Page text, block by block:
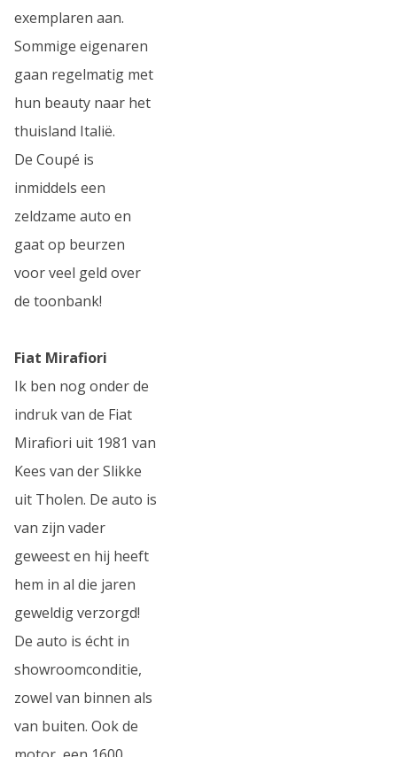
exemplaren aan.
Sommige eigenaren
gaan regelmatig met
hun beauty naar het
thuisland Italië.
De Coupé is
inmiddels een
zeldzame auto en
gaat op beurzen
voor veel geld over
de toonbank!
Fiat Mirafiori
Ik ben nog onder de
indruk van de Fiat
Mirafiori uit 1981 van
Kees van der Slikke
uit Tholen. De auto is
van zijn vader
geweest en hij heeft
hem in al die jaren
geweldig verzorgd!
De auto is écht in
showroomconditie,
zowel van binnen als
van buiten. Ook de